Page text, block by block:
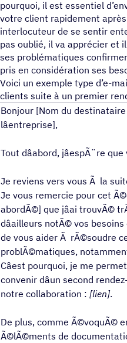
pourquoi, il est essentiel
votre client rapidement
interlocuteur de se sentir
pas oublié, il va apprécier et
ses problématiques
pris en considération ses
Voici un exemple type d’e-
clients suite à un premier
Bonjour [Nom du
lâentreprise],
Tout dâabord, jâespÃ¨re que
Je reviens vers vous Ã la
Je vous remercie pour cet
abordÃ©] que jâai trouvÃ©
dâailleurs notÃ© vos
de vous aider Ã rÃ©soudre
problÃ©matiques,
Câest pourquoi, je me
convenir dâun second
notre collaboration : [lien].
De plus, comme Ã©voquÃ©
Ã©lÃ©ments de